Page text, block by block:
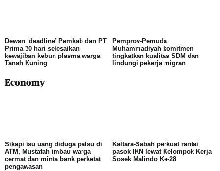
Dewan ‘deadline’ Pemkab dan PT
Prima 30 hari selesaikan
kewajiban kebun plasma warga
Tanah Kuning
Pemprov-Pemuda
Muhammadiyah komitmen
tingkatkan kualitas SDM dan
lindungi pekerja migran
Economy
Sikapi isu uang diduga palsu di
ATM, Mustafah imbau warga
cermat dan minta bank perketat
pengawasan
Kaltara-Sabah perkuat rantai
pasok IKN lewat Kelompok Kerja
Sosek Malindo Ke-28